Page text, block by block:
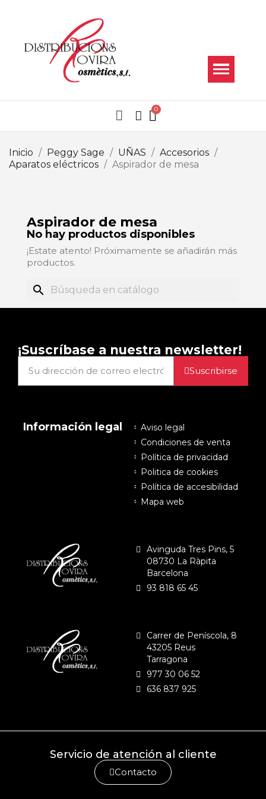
Inicio Peggy Sage UÑAS
Accesorios
Aparatos eléctricos
Aspirador de mesa
Aspirador de mesa
No hay productos disponibles
¡Estate atento! Próximamente se añadirán más
productos.
search
¡Suscríbase a nuestra newsletter!
Suscribirse
Información legal
Aviso legal
Condiciones de venta
Política de privacidad
Politica de cookies
Política de accesibilidad
Mapa web
Avinguda Tres Pins, 5
08730 La Ràpita
Barcelona
93 818 65 45
Carrer de Peníscola, 8
43205 Reus
Tarragona
977 30 06 52
636 837 925
Servicio de atención al cliente
Contacto